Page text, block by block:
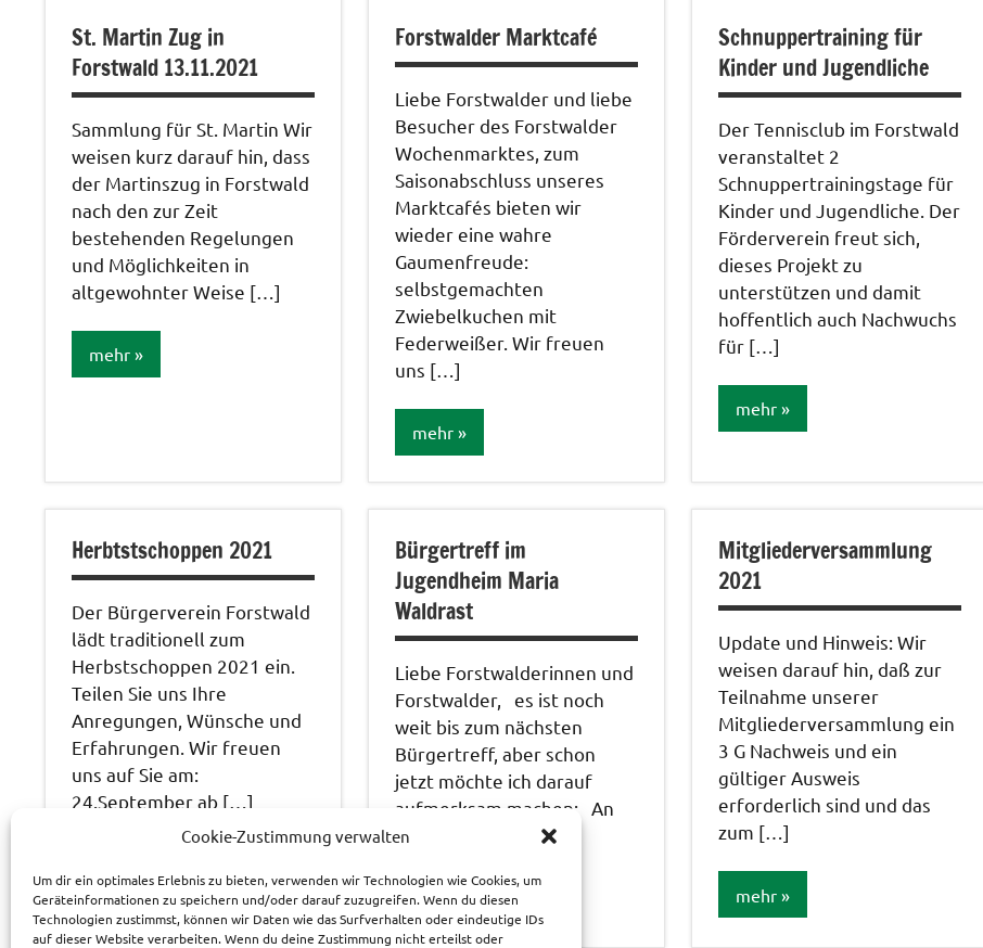
Cookie-Zustimmung verwalten
Um dir ein optimales Erlebnis zu bieten, verwenden wir Technologien wie Cookies, um
Geräteinformationen zu speichern und/oder darauf zuzugreifen. Wenn du diesen
Technologien zustimmst, können wir Daten wie das Surfverhalten oder eindeutige IDs
auf dieser Website verarbeiten. Wenn du deine Zustimmung nicht erteilst oder
St. Martin Zug in
Forstwald 13.11.2021
Sammlung für St. Martin Wir
weisen kurz darauf hin, dass
der Martinszug in Forstwald
nach den zur Zeit
bestehenden Regelungen
und Möglichkeiten in
altgewohnter Weise […]
mehr
Forstwalder Marktcafé
Liebe Forstwalder und liebe
Besucher des Forstwalder
Wochenmarktes, zum
Saisonabschluss unseres
Marktcafés bieten wir
wieder eine wahre
Gaumenfreude:
selbstgemachten
Zwiebelkuchen mit
Federweißer. Wir freuen
uns […]
mehr
Schnuppertraining für
Kinder und Jugendliche
Der Tennisclub im Forstwald
veranstaltet 2
Schnuppertrainingstage für
Kinder und Jugendliche. Der
Förderverein freut sich,
dieses Projekt zu
unterstützen und damit
hoffentlich auch Nachwuchs
für […]
mehr
Herbtstschoppen 2021
Der Bürgerverein Forstwald
lädt traditionell zum
Herbstschoppen 2021 ein.
Teilen Sie uns Ihre
Anregungen, Wünsche und
Erfahrungen. Wir freuen
uns auf Sie am:
24.September ab […]
Veranstaltungen
Bürgertreff im
Jugendheim Maria
Waldrast
Liebe Forstwalderinnen und
Forstwalder, es ist noch
weit bis zum nächsten
Bürgertreff, aber schon
jetzt möchte ich darauf
aufmerksam machen: An
diesem Abend […]
mehr
Mitgliederversammlung
2021
Update und Hinweis: Wir
weisen darauf hin, daß zur
Teilnahme unserer
Mitgliederversammlung ein
3 G Nachweis und ein
gültiger Ausweis
erforderlich sind und das
zum […]
mehr